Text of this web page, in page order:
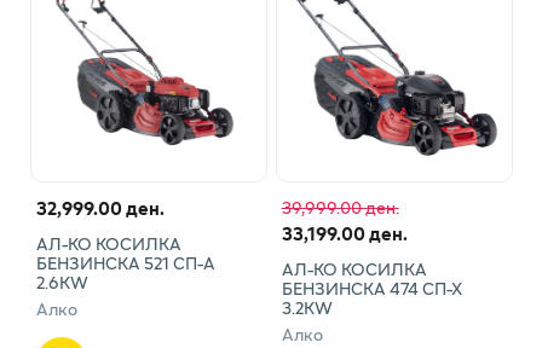
32,999.00 ден.
АЛ-КО КОСИЛКА
БЕНЗИНСКА 521 СП-А
2.6KW
Алко
39,999.00 ден.
33,199.00 ден.
АЛ-КО КОСИЛКА
БЕНЗИНСКА 474 СП-Х
3.2КW
Алко